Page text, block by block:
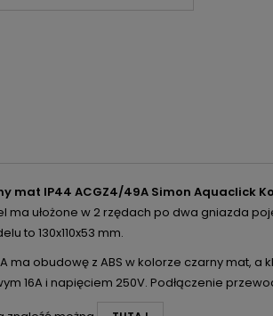
mat IP44 ACGZ4/49A Simon Aquaclick
ułożone w 2 rzędach po dwa gniazda
to 130x110x53 mm.
ma obudowę z ABS w kolorze czarny mat,
16A i napięciem 250V. Podłączenie